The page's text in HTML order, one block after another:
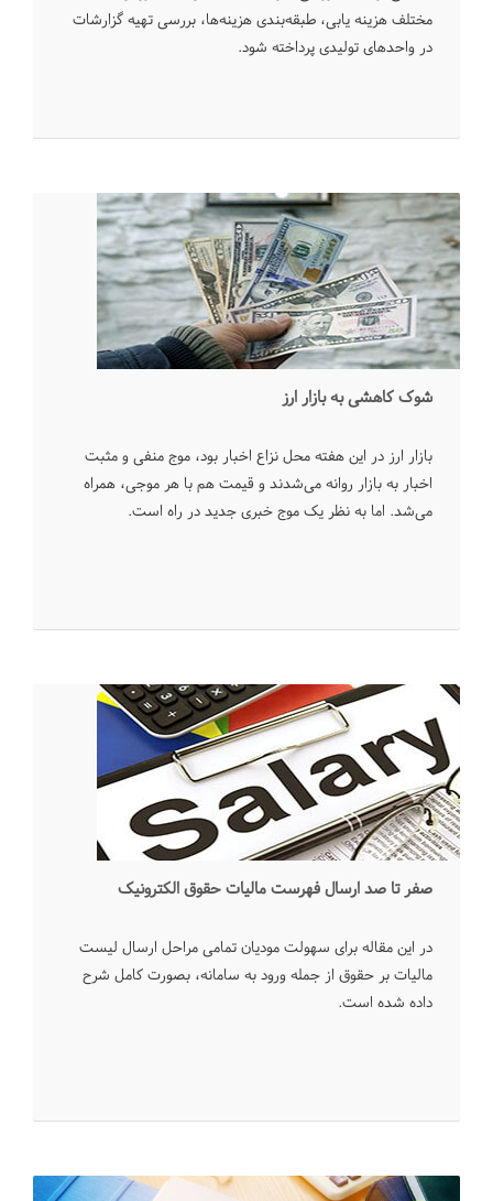
مختلف هزینه یابی، طبقه‌بندی‌ هزینه‌ها، بررسی تهیه گزارشات
در واحد‌های تولیدی پرداخته شود.
شوک کاهشی به بازار ارز
بازار ارز در این هفته محل نزاع اخبار بود، موج منفی و مثبت
اخبار به بازار روانه می‌شدند و قیمت هم با هر موجی، همراه
می‌شد. اما به نظر یک موج خبری جدید در راه است.
صفر تا صد ارسال فهرست مالیات حقوق الکترونیک
در این مقاله برای سهولت مودیان تمامی مراحل ارسال لیست
مالیات بر حقوق از جمله ورود به سامانه، بصورت کامل شرح
داده شده است.